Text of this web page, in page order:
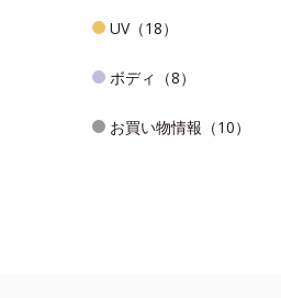
UV（18）
ボディ（8）
お買い物情報（10）